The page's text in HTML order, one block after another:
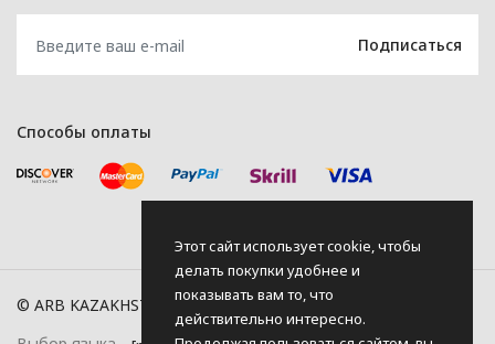
Способы оплаты
© ARB KAZAKHSTAN, 2026
Этот сайт использует cookie, чтобы
делать покупки удобнее и
показывать вам то, что
действительно интересно.